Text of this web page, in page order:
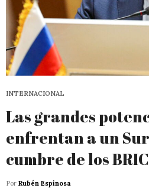
INTERNACIONAL
Las grandes
enfrentan a un
cumbre de los
Por Rubén Espinosa